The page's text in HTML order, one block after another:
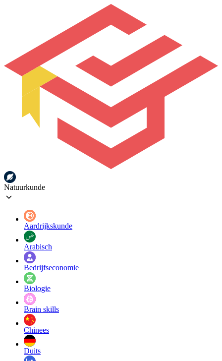
Natuurkunde
Aardrijkskunde
Arabisch
Bedrijfseconomie
Biologie
Brain skills
Chinees
Duits